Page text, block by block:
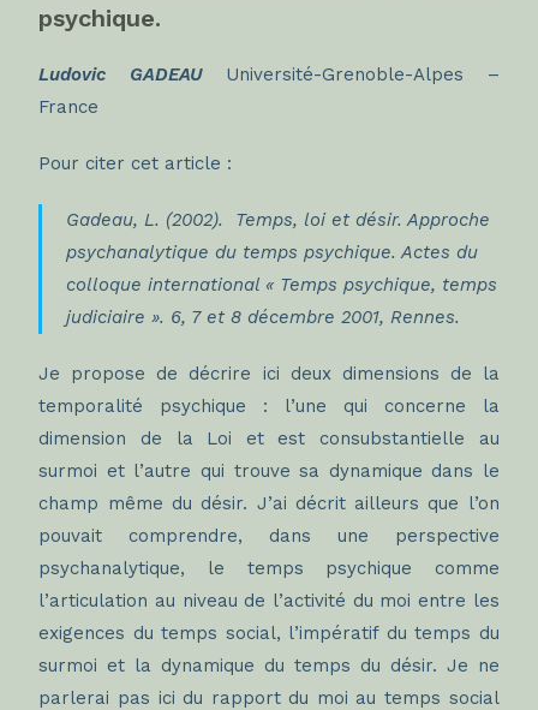
psychique.
Ludovic GADEAU
Université-Grenoble-Alpes –
France
Pour citer cet article :
Gadeau, L. (2002). Temps, loi et désir. Approche
psychanalytique du temps psychique. Actes du
colloque international « Temps psychique, temps
judiciaire ». 6, 7 et 8 décembre 2001, Rennes.
Je propose de décrire ici deux dimensions de la
temporalité psychique : l’une qui concerne la
dimension de la Loi et est consubstantielle au
surmoi et l’autre qui trouve sa dynamique dans le
champ même du désir. J’ai décrit ailleurs que l’on
pouvait comprendre, dans une perspective
psychanalytique, le temps psychique comme
l’articulation au niveau de l’activité du moi entre les
exigences du temps social, l’impératif du temps du
surmoi et la dynamique du temps du désir. Je ne
parlerai pas ici du rapport du moi au temps social